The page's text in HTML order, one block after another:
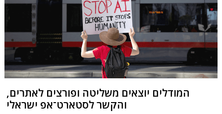
המודלים יוצאים משליטה ופורצים לאתרים,
והקשר לסטארט־אפ ישראלי